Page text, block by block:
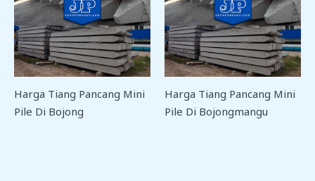
Harga Tiang Pancang Mini
Pile Di Bojong
Harga Tiang Pancang Mini
Pile Di Bojongmangu